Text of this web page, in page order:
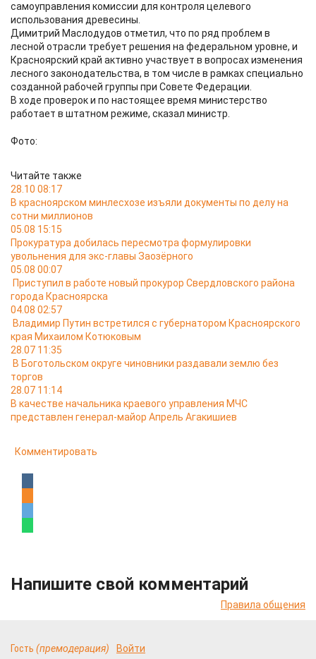
самоуправления комиссии для контроля целевого
использования древесины.
Димитрий Маслодудов отметил, что по ряд проблем в
лесной отрасли требует решения на федеральном уровне, и
Красноярский край активно участвует в вопросах изменения
лесного законодательства, в том числе в рамках специально
созданной рабочей группы при Совете Федерации.
В ходе проверок и по настоящее время министерство
работает в штатном режиме, сказал министр.
Фото:
Читайте также
28.10 08:17
В красноярском минлесхозе изъяли документы по делу на
сотни миллионов
05.08 15:15
Прокуратура добилась пересмотра формулировки
увольнения для экс-главы Заозёрного
05.08 00:07
Приступил в работе новый прокурор Свердловского района
города Красноярска
04.08 02:57
Владимир Путин встретился с губернатором Красноярского
края Михаилом Котюковым
28.07 11:35
В Боготольском округе чиновники раздавали землю без
торгов
28.07 11:14
В качестве начальника краевого управления МЧС
представлен генерал-майор Апрель Агакишиев
Комментировать
Напишите свой комментарий
Правила общения
Гость (премодерация) Войти